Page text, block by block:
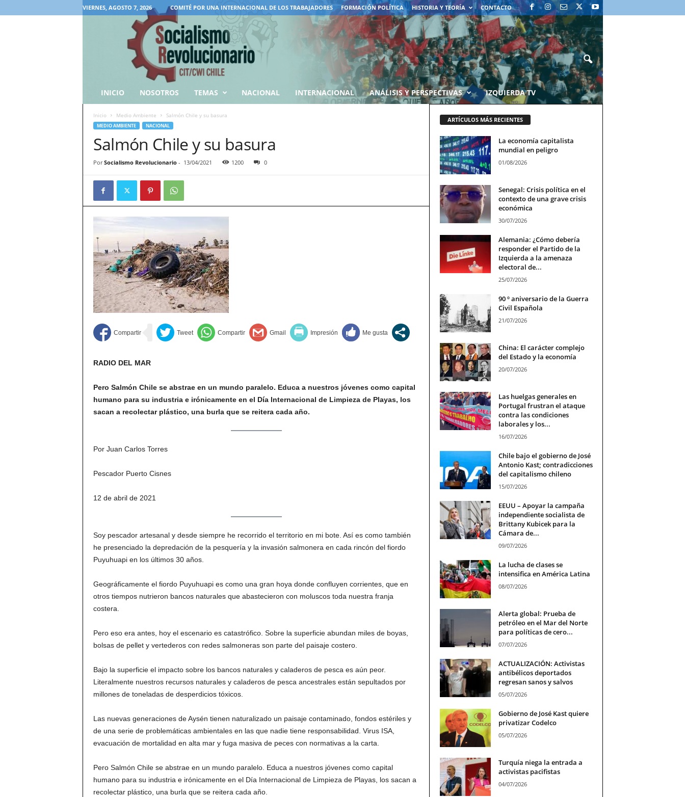
VIERNES, AGOSTO 7, 2026 COMITÉ POR UNA INTERNACIONAL DE LOS TRABAJADORES FORMACIÓN POLÍTICA HISTORIA Y TEORÍA CONTACTO
INICIO NOSOTROS TEMAS NACIONAL INTERNACIONAL ANÁLISIS Y PERSPECTIVAS IZQUIERDA TV
Inicio Medio Ambiente Salmón Chile y su basura
MEDIO AMBIENTE NACIONAL
Salmón Chile y su basura
Por Socialismo Revolucionario- 13/04/2021 1200 0
RADIO DEL MAR
Pero Salmón Chile se abstrae en un mundo paralelo. Educa a nuestros jóvenes como capital
humano para su industria e irónicamente en el Día Internacional de Limpieza de Playas, los
sacan a recolectar plástico, una burla que se reitera cada año.
Por Juan Carlos Torres
Pescador Puerto Cisnes
12 de abril de 2021
Soy pescador artesanal y desde siempre he recorrido el territorio en mi bote. Así es como también
he presenciado la depredación de la pesquería y la invasión salmonera en cada rincón del fiordo
Puyuhuapi en los últimos 30 años.
Geográficamente el fiordo Puyuhuapi es como una gran hoya donde confluyen corrientes, que en
otros tiempos nutrieron bancos naturales que abastecieron con moluscos toda nuestra franja
costera.
Pero eso era antes, hoy el escenario es catastrófico. Sobre la superficie abundan miles de boyas,
bolsas de pellet y vertederos con redes salmoneras son parte del paisaje costero.
Bajo la superficie el impacto sobre los bancos naturales y caladeros de pesca es aún peor.
Literalmente nuestros recursos naturales y caladeros de pesca ancestrales están sepultados por
millones de toneladas de desperdicios tóxicos.
Las nuevas generaciones de Aysén tienen naturalizado un paisaje contaminado, fondos estériles y
de una serie de problemáticas ambientales en las que nadie tiene responsabilidad. Virus ISA,
evacuación de mortalidad en alta mar y fuga masiva de peces con normativas a la carta.
Pero Salmón Chile se abstrae en un mundo paralelo. Educa a nuestros jóvenes como capital
humano para su industria e irónicamente en el Día Internacional de Limpieza de Playas, los sacan a
recolectar plástico, una burla que se reitera cada año.
ARTÍCULOS MÁS RECIENTES
La economía capitalista
mundial en peligro
01/08/2026
Senegal: Crisis política en el
contexto de una grave crisis
económica
30/07/2026
Alemania: ¿Cómo debería
responder el Partido de la
Izquierda a la amenaza
electoral de...
25/07/2026
90 º aniversario de la Guerra
Civil Española
21/07/2026
China: El carácter complejo
del Estado y la economía
20/07/2026
Las huelgas generales en
Portugal frustran el ataque
contra las condiciones
laborales y los...
16/07/2026
Chile bajo el gobierno de José
Antonio Kast; contradicciones
del capitalismo chileno
15/07/2026
EEUU – Apoyar la campaña
independiente socialista de
Brittany Kubicek para la
Cámara de...
09/07/2026
La lucha de clases se
intensifica en América Latina
08/07/2026
Alerta global: Prueba de
petróleo en el Mar del Norte
para políticas de cero...
07/07/2026
ACTUALIZACIÓN: Activistas
antibélicos deportados
regresan sanos y salvos
05/07/2026
Gobierno de José Kast quiere
privatizar Codelco
05/07/2026
Turquía niega la entrada a
activistas pacifistas
04/07/2026